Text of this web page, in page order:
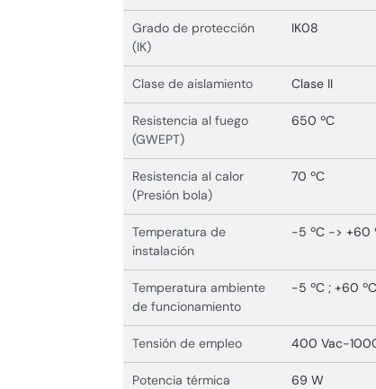
Grado de protección
(IK)
IK08
Clase de aislamiento Clase II
Resistencia al fuego
(GWEPT)
650 ºC
Resistencia al calor
(Presión bola)
70 ºC
Temperatura de
instalación
-5 ºC -> +60
Temperatura ambiente
de funcionamiento
-5 ºC ; +60 ºC
Tensión de empleo 400 Vac-
Potencia térmica
69 W